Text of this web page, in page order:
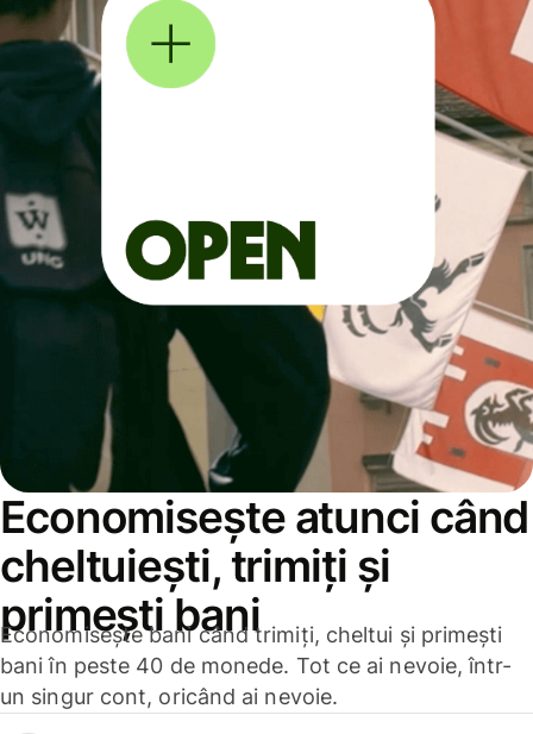
Economisește atunci când
cheltuiești, trimiți și
primești bani
Economisește bani când trimiți, cheltui și primești
bani în peste 40 de monede. Tot ce ai nevoie, într-
un singur cont, oricând ai nevoie.